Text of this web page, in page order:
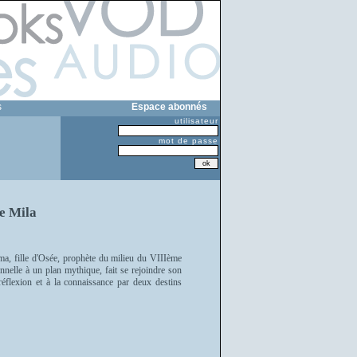
Espace abonnés
utilisateur
mot de passe
Mila
fille d'Osée, prophète du milieu du VIIIème
à un plan mythique, fait se rejoindre son
et à la connaissance par deux destins